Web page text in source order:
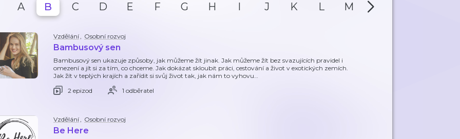
A B C D E F G H I J K L M N
Vzdělání, Osobní rozvoj
Bambusový sen
Bambusový sen ukazuje způsoby, jak můžeme žít jinak. Jak můžeme žít bez svazujících pravidel i
omezení a jít si za tím, co chceme. Jak dokázat skloubit práci, cestování a život v exotických zemích.
Jak žít v teplých krajích a zařídit si svůj život tak, jak nám to vyhovu…
2 epizod
1 odběratel
Vzdělání, Osobní rozvoj
Be Here